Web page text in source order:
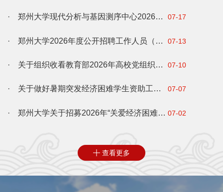
· 郑州大学现代分析与基因测序中心2026年暑假开放服务工作通知 07-17
· 郑州大学2026年度公开招聘工作人员（博士）公告 07-13
· 关于组织收看教育部2026年高校党组织示范微党课第4讲的通知 07-10
· 关于做好暑期突发经济困难学生资助工作的通知 07-07
· 郑州大学关于招募2026年“关爱经济困难学生暑期提前设岗助学”活动执行团队的通知 07-02
 查看更多